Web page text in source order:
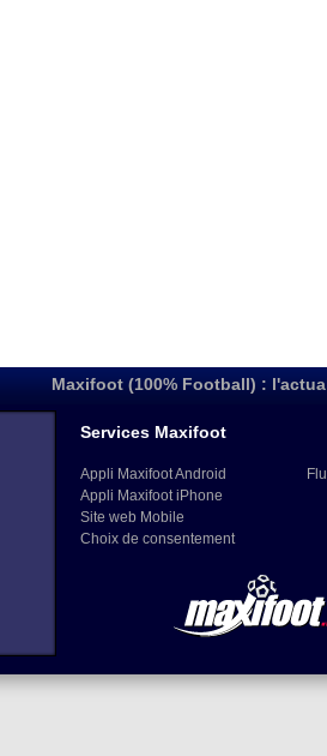
Maxifoot (100% Football) :
Services Maxifoot
Appli Maxifoot Android
Appli Maxifoot iPhone
Site web Mobile
Choix de consentement